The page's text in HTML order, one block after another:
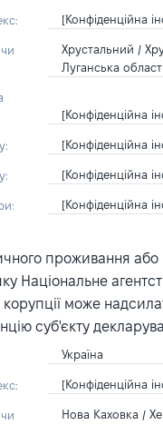
[Конфіденційна
Хрустальний /
Луганська
[Конфіденційна
[Конфіденційна
[Конфіденційна
[Конфіденційна
проживання або
Національне
корупції може
суб'єкту
Україна
[Конфіденційна
Нова Каховка /